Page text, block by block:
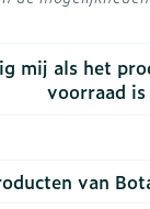
mij als het
voorraad is
van